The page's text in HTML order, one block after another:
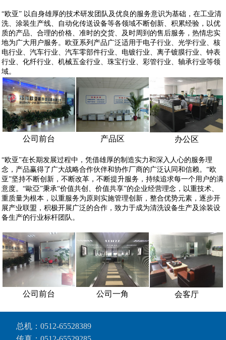
“欧亚” 以自身雄厚的技术研发团队及优良的服务意识为基础，在工业清
洗、涂装生产线、自动化传送设备等各领域不断创新、积累经验，以优
质的产品、合理的价格、准时的交货、及时周到的售后服务，热情忠实
地为广大用户服务。欧亚系列产品广泛适用于电子行业、光学行业、核
电行业、汽车行业、汽车零部件行业、电镀行业、离子镀膜行业、钟表
行业、化纤行业、机械五金行业、珠宝行业、彩管行业、轴承行业等领
域。
公司前台 产品区 办公区
“欧亚”在长期发展过程中，凭借雄厚的制造实力和深入人心的服务理
念，产品赢得了广大战略合作伙伴和协作厂商的广泛认同和信赖。“欧
亚”坚持不断创新，不断改革，不断提升服务，持续追求每一个用户的满
意度。“歐亞”秉承“价值共创、价值共享”的企业经营理念，以重技术、
重质量为根本，以重服务为原则实施管理创新，整合优势元素，逐步开
展产业联盟，积极开展广泛的合作，致力于成为清洗设备生产及涂装设
备生产的行业标杆团队。
公司前台 公司一角 会客厅
总机： 0512-65528389